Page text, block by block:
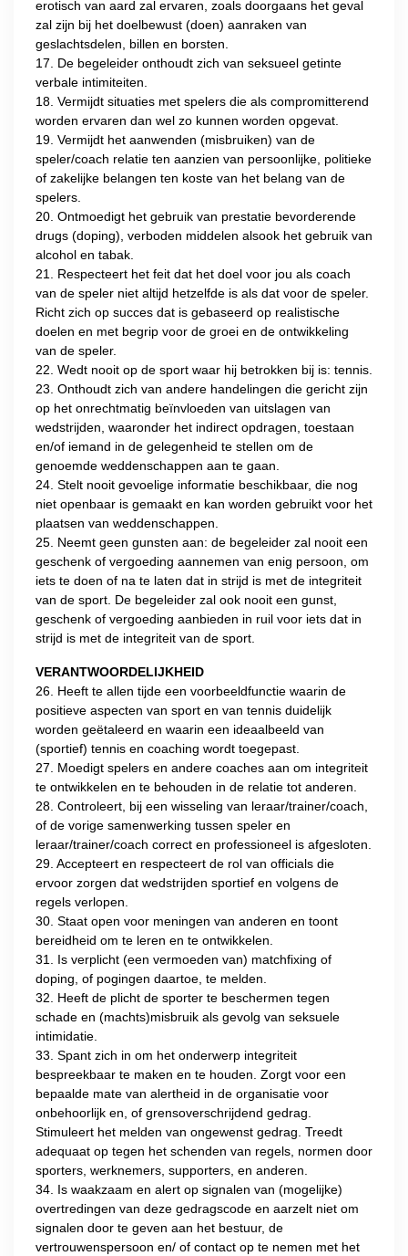
erotisch van aard zal ervaren, zoals doorgaans het geval
zal zijn bij het doelbewust (doen) aanraken van
geslachtsdelen, billen en borsten.
17. De begeleider onthoudt zich van seksueel getinte
verbale intimiteiten.
18. Vermijdt situaties met spelers die als compromitterend
worden ervaren dan wel zo kunnen worden opgevat.
19. Vermijdt het aanwenden (misbruiken) van de
speler/coach relatie ten aanzien van persoonlijke, politieke
of zakelijke belangen ten koste van het belang van de
spelers.
20. Ontmoedigt het gebruik van prestatie bevorderende
drugs (doping), verboden middelen alsook het gebruik van
alcohol en tabak.
21. Respecteert het feit dat het doel voor jou als coach
van de speler niet altijd hetzelfde is als dat voor de speler.
Richt zich op succes dat is gebaseerd op realistische
doelen en met begrip voor de groei en de ontwikkeling
van de speler.
22. Wedt nooit op de sport waar hij betrokken bij is: tennis.
23. Onthoudt zich van andere handelingen die gericht zijn
op het onrechtmatig beïnvloeden van uitslagen van
wedstrijden, waaronder het indirect opdragen, toestaan
en/of iemand in de gelegenheid te stellen om de
genoemde weddenschappen aan te gaan.
24. Stelt nooit gevoelige informatie beschikbaar, die nog
niet openbaar is gemaakt en kan worden gebruikt voor het
plaatsen van weddenschappen.
25. Neemt geen gunsten aan: de begeleider zal nooit een
geschenk of vergoeding aannemen van enig persoon, om
iets te doen of na te laten dat in strijd is met de integriteit
van de sport. De begeleider zal ook nooit een gunst,
geschenk of vergoeding aanbieden in ruil voor iets dat in
strijd is met de integriteit van de sport.
VERANTWOORDELIJKHEID
26. Heeft te allen tijde een voorbeeldfunctie waarin de
positieve aspecten van sport en van tennis duidelijk
worden geëtaleerd en waarin een ideaalbeeld van
(sportief) tennis en coaching wordt toegepast.
27. Moedigt spelers en andere coaches aan om integriteit
te ontwikkelen en te behouden in de relatie tot anderen.
28. Controleert, bij een wisseling van leraar/trainer/coach,
of de vorige samenwerking tussen speler en
leraar/trainer/coach correct en professioneel is afgesloten.
29. Accepteert en respecteert de rol van officials die
ervoor zorgen dat wedstrijden sportief en volgens de
regels verlopen.
30. Staat open voor meningen van anderen en toont
bereidheid om te leren en te ontwikkelen.
31. Is verplicht (een vermoeden van) matchfixing of
doping, of pogingen daartoe, te melden.
32. Heeft de plicht de sporter te beschermen tegen
schade en (machts)misbruik als gevolg van seksuele
intimidatie.
33. Spant zich in om het onderwerp integriteit
bespreekbaar te maken en te houden. Zorgt voor een
bepaalde mate van alertheid in de organisatie voor
onbehoorlijk en, of grensoverschrijdend gedrag.
Stimuleert het melden van ongewenst gedrag. Treedt
adequaat op tegen het schenden van regels, normen door
sporters, werknemers, supporters, en anderen.
34. Is waakzaam en alert op signalen van (mogelijke)
overtredingen van deze gedragscode en aarzelt niet om
signalen door te geven aan het bestuur, de
vertrouwenspersoon en/ of contact op te nemen met het